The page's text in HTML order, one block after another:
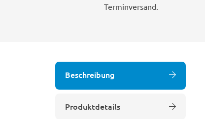
Terminversand.
Beschreibung
Produktdetails